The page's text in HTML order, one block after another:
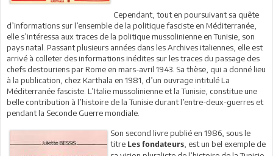
Cependant, tout en poursuivant sa quête
d’informations sur l’ensemble de la politique fasciste en Méditerranée,
elle s’intéressa aux traces de la politique mussolinienne en Tunisie, son
pays natal. Passant plusieurs années dans les Archives italiennes, elle est
arrivé à colleter des informations inédites sur les traces du passage des
chefs destouriens par Rome en mars-avril 1943. Sa thèse, qui a donné lieu
à la publication, chez Karthala en 1981, d’un ouvrage intitulé La
Méditerranée fasciste. L’Italie mussolinienne et la Tunisie, constitue une
belle contribution à l’histoire de la Tunisie durant l’entre-deux-guerres et
pendant la Seconde Guerre mondiale.
Son second livre publié en 1986, sous le
titre Les fondateurs , est un bel exemple de